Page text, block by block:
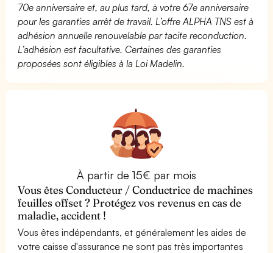
70e anniversaire et, au plus tard, à votre 67e anniversaire
pour les garanties arrêt de travail. L’offre ALPHA TNS est à
adhésion annuelle renouvelable par tacite reconduction.
L’adhésion est facultative. Certaines des garanties
proposées sont éligibles à la Loi Madelin.
À partir de 15€ par mois
Vous êtes Conducteur / Conductrice de machines
feuilles offset ? Protégez vos revenus en cas de
maladie, accident !
Vous êtes indépendants, et généralement les aides de
votre caisse d'assurance ne sont pas très importantes